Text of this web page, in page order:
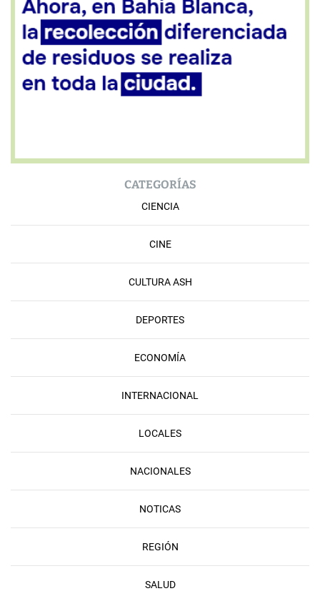
CATEGORÍAS
CIENCIA
CINE
CULTURA ASH
DEPORTES
ECONOMÍA
INTERNACIONAL
LOCALES
NACIONALES
NOTICAS
REGIÓN
SALUD